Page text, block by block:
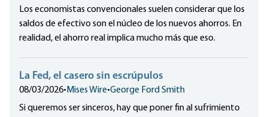
Los economistas convencionales suelen considerar que los
saldos de efectivo son el núcleo de los nuevos ahorros. En
realidad, el ahorro real implica mucho más que eso.
La Fed, el casero sin escrúpulos
08/03/2026• Mises Wire•George Ford Smith
Si queremos ser sinceros, hay que poner fin al sufrimiento